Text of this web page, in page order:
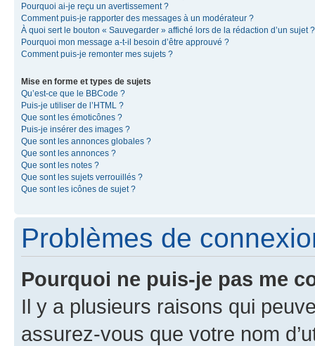
Pourquoi ai-je reçu un avertissement ?
Comment puis-je rapporter des messages à un modérateur ?
À quoi sert le bouton « Sauvegarder » affiché lors de la rédaction d’un sujet ?
Pourquoi mon message a-t-il besoin d’être approuvé ?
Comment puis-je remonter mes sujets ?
Mise en forme et types de sujets
Qu’est-ce que le BBCode ?
Puis-je utiliser de l’HTML ?
Que sont les émoticônes ?
Puis-je insérer des images ?
Que sont les annonces globales ?
Que sont les annonces ?
Que sont les notes ?
Que sont les sujets verrouillés ?
Que sont les icônes de sujet ?
Problèmes de
Pourquoi ne puis-je pas me
Il y a plusieurs raisons qui
assurez-vous que votre nom